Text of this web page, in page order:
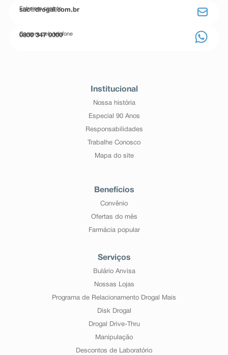
Entre em contato
sac@drogal.com.br
Compre pelo telefone
0800 347 0000
Institucional
Nossa história
Especial 90 Anos
Responsabilidades
Trabalhe Conosco
Mapa do site
Benefícios
Convênio
Ofertas do mês
Farmácia popular
Serviços
Bulário Anvisa
Nossas Lojas
Programa de Relacionamento Drogal Mais
Disk Drogal
Drogal Drive-Thru
Manipulação
Descontos de Laboratório